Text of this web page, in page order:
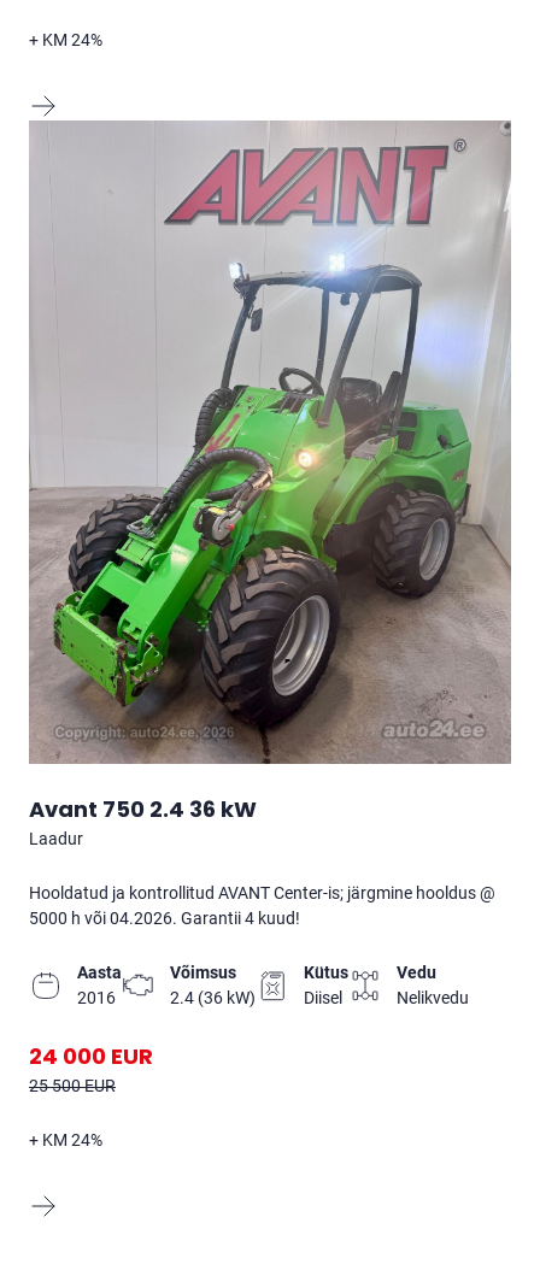
+ KM 24%
Avant 750 2.4 36 kW
laadur
Hooldatud ja kontrollitud AVANT Center-is; järgmine hooldus @
5000 h või 04.2026. Garantii 4 kuud!
Aasta
2016
Võimsus
2.4 (36 kW)
Kütus
diisel
Vedu
nelikvedu
24 000 EUR
25 500 EUR
+ KM 24%